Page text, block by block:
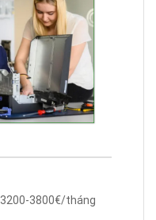
3200-3800€/tháng